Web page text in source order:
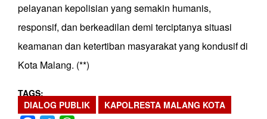
pelayanan kepolisian yang semakin humanis,
responsif, dan berkeadilan demi terciptanya situasi
keamanan dan ketertiban masyarakat yang kondusif di
Kota Malang. (**)
TAGS
DIALOG PUBLIK
KAPOLRESTA MALANG KOTA